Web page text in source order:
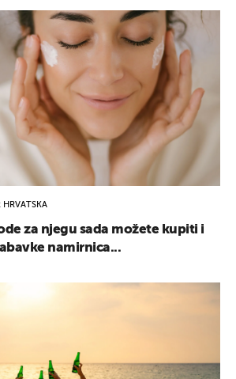
HRVATSKA
za njegu sada možete kupiti i
namirnica...